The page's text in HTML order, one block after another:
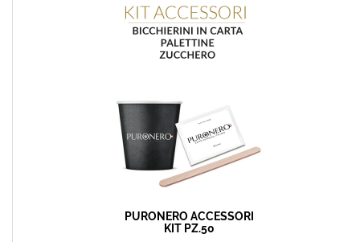
PURONERO ACCESSORI
KIT PZ.50